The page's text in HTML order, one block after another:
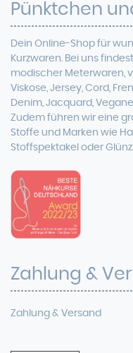
Pünktchen
Dein Online-Shop für
Kurzwaren. Bei uns
modischer Meterwaren,
Viskose, Jersey, Cord,
Denim, Jacquard,
Zudem führen wir eine
Stoffe und Marken wie
Stoffspektakel oder Glünz.
Zahlung &
Zahlung & Versand